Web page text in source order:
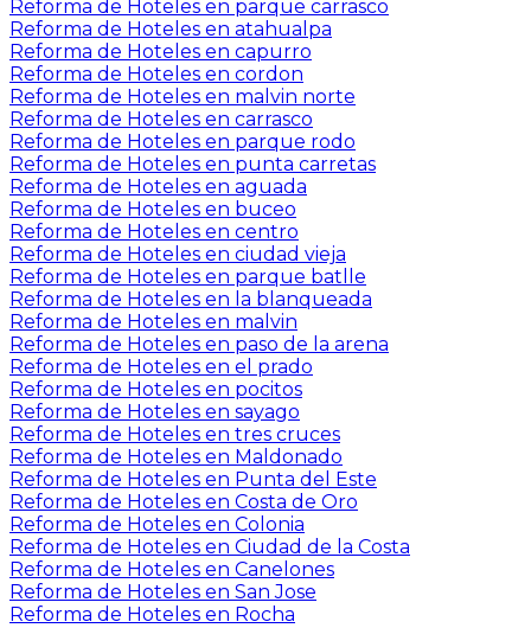
Reforma de Hoteles en parque carrasco
Reforma de Hoteles en atahualpa
Reforma de Hoteles en capurro
Reforma de Hoteles en cordon
Reforma de Hoteles en malvin norte
Reforma de Hoteles en carrasco
Reforma de Hoteles en parque rodo
Reforma de Hoteles en punta carretas
Reforma de Hoteles en aguada
Reforma de Hoteles en buceo
Reforma de Hoteles en centro
Reforma de Hoteles en ciudad vieja
Reforma de Hoteles en parque batlle
Reforma de Hoteles en la blanqueada
Reforma de Hoteles en malvin
Reforma de Hoteles en paso de la arena
Reforma de Hoteles en el prado
Reforma de Hoteles en pocitos
Reforma de Hoteles en sayago
Reforma de Hoteles en tres cruces
Reforma de Hoteles en Maldonado
Reforma de Hoteles en Punta del Este
Reforma de Hoteles en Costa de Oro
Reforma de Hoteles en Colonia
Reforma de Hoteles en Ciudad de la Costa
Reforma de Hoteles en Canelones
Reforma de Hoteles en San Jose
Reforma de Hoteles en Rocha